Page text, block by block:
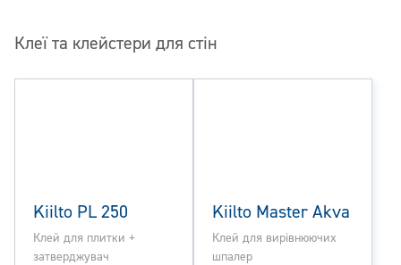
Клеї та клейстери для стін
Kiilto PL 250
Клей для плитки +
затверджувач
Kiilto Master Akva
Клей для вирівнюючих
шпалер